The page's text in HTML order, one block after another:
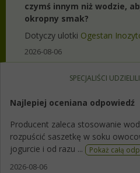
czymś innym niż wodzie,
okropny smak?
Dotyczy ulotki Ogestan
2026-08-06
SPECJALIŚCI UDZIELILI
Najlepiej oceniana odpowiedź
Producent zaleca stosowanie
rozpuścić saszetkę w soku
jogurcie i od razu ...
Pokaż całą
2026-08-06